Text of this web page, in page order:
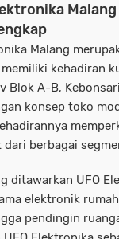
Malang
kehadiran
Blok A-B,
konsep toko
dari berbagai
ditawarkan UFO
elektronik
pendingin